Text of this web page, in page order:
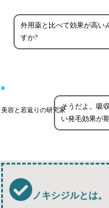
外用薬と比べて効果が高い
すか?
美容と若返りの研究家そうだよ。吸
い発毛効果が
ノキシジルとは。